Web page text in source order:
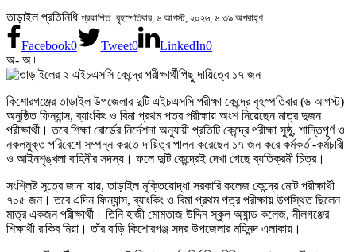
তাড়াইল প্রতিনিধি প্রকাশিত: বৃহস্পতিবার, ৬ আগস্ট, ২০২৬, ৬:৩৯ অপরাহ্ণ
Facebook0 Tweet0 LinkedIn0
অ- অ+
কিশোরগঞ্জের তাড়াইল উপজেলার দুটি এইচএসসি পরীক্ষা কেন্দ্রে বৃহস্পতিবার (৬ আগস্ট)
অনুষ্ঠিত ফিন্যান্স, ব্যাংকিং ও বিমা প্রথম পত্র পরীক্ষায় অংশ নিয়েছেন মাত্র দুজন
পরীক্ষার্থী। তবে শিক্ষা বোর্ডের নির্দেশনা অনুযায়ী প্রতিটি কেন্দ্রে পরীক্ষা সুষ্ঠু, শান্তিপূর্ণ ও
নকলমুক্ত পরিবেশে সম্পন্ন করতে দায়িত্ব পালন করেছেন ১৭ জন করে কর্মকর্তা-কর্মচারী
ও আইনশৃঙ্খলা বাহিনীর সদস্য। ফলে দুটি কেন্দ্রেই দেখা গেছে ব্যতিক্রমী চিত্র।
সংশ্লিষ্ট সূত্রে জানা যায়, তাড়াইল মুক্তিযোদ্ধা সরকারি কলেজ কেন্দ্রে মোট পরীক্ষার্থী
৭০৫ জন। তবে এদিন ফিন্যান্স, ব্যাংকিং ও বিমা প্রথম পত্র পরীক্ষায় উপস্থিত ছিলেন
মাত্র একজন পরীক্ষার্থী। তিনি হাজী মোমতাজ উদ্দিন স্কুল অ্যান্ড কলেজ, নীলগঞ্জের
শিক্ষার্থী রাকিব মিয়া। তাঁর বাড়ি কিশোরগঞ্জ সদর উপজেলার মহিনন্দ এলাকায়।